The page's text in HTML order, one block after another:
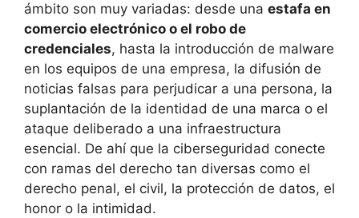
ámbito son muy variadas: desde una estafa en
comercio electrónico o el robo de
credenciales, hasta la introducción de malware
en los equipos de una empresa, la difusión de
noticias falsas para perjudicar a una persona, la
suplantación de la identidad de una marca o el
ataque deliberado a una infraestructura
esencial. De ahí que la ciberseguridad conecte
con ramas del derecho tan diversas como el
derecho penal, el civil, la protección de datos, el
honor o la intimidad.